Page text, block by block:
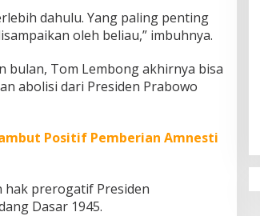
dahulu. Yang paling penting
oleh beliau,” imbuhnya.
bulan, Tom Lembong akhirnya bisa
abolisi dari Presiden Prabowo
Positif Pemberian Amnesti
hak prerogatif Presiden
Dasar 1945.
Penguatan Pendidikan Agama dan
Mempelajarinya